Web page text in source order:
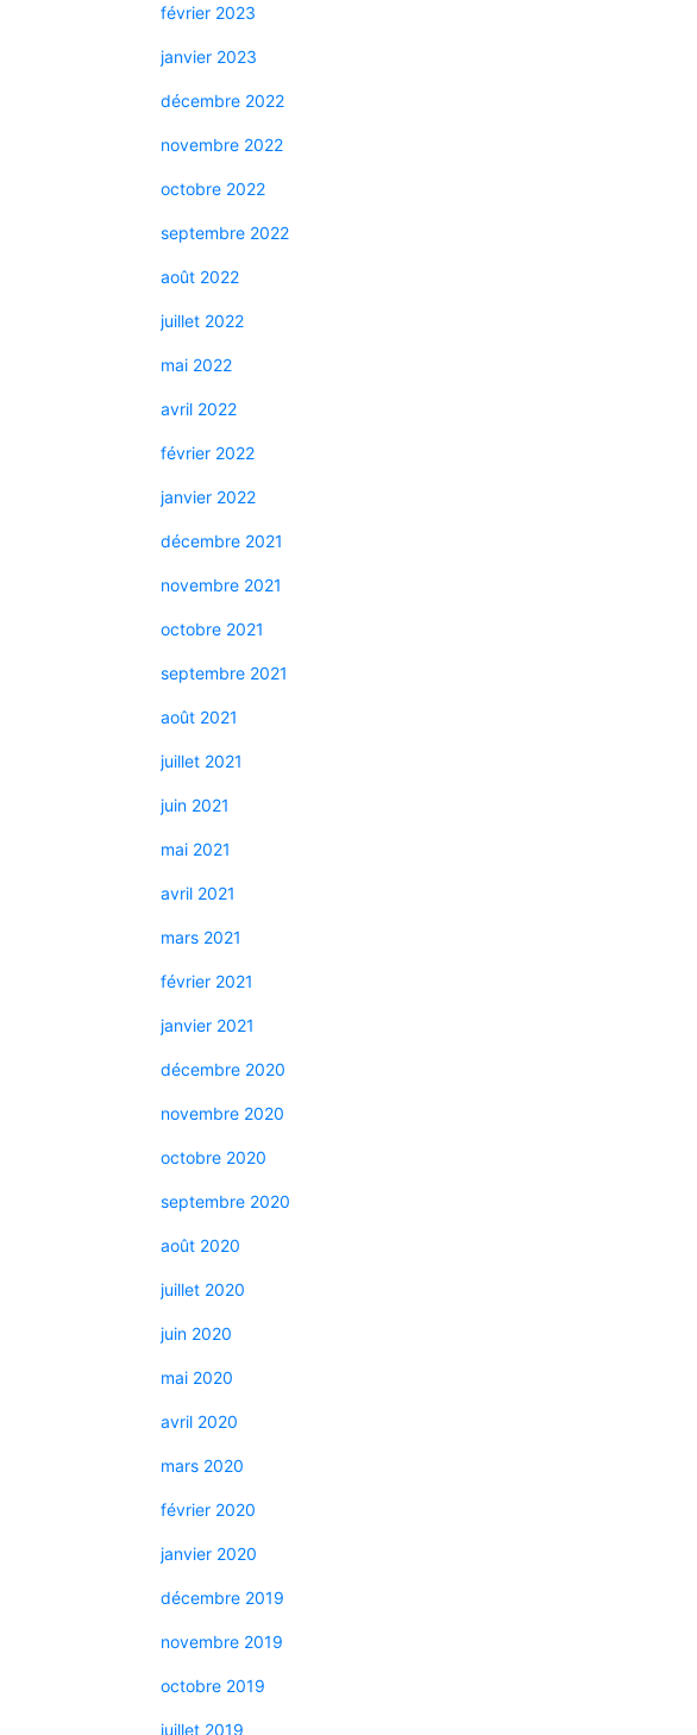
février 2023
janvier 2023
décembre 2022
novembre 2022
octobre 2022
septembre 2022
août 2022
juillet 2022
mai 2022
avril 2022
février 2022
janvier 2022
décembre 2021
novembre 2021
octobre 2021
septembre 2021
août 2021
juillet 2021
juin 2021
mai 2021
avril 2021
mars 2021
février 2021
janvier 2021
décembre 2020
novembre 2020
octobre 2020
septembre 2020
août 2020
juillet 2020
juin 2020
mai 2020
avril 2020
mars 2020
février 2020
janvier 2020
décembre 2019
novembre 2019
octobre 2019
juillet 2019